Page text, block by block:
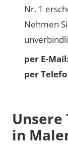
Nr. 1
Nehmen
per E-Mail:
per
Unsere
in